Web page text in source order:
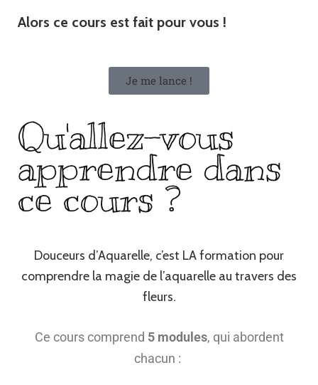
Alors ce cours est fait pour vous !
Je me lance !
Qu'allez-vous
apprendre dans
ce cours ?
Douceurs d’Aquarelle, c’est LA formation pour
comprendre la magie de l’aquarelle au travers des
fleurs.
Ce cours comprend 5 modules, qui abordent
chacun :